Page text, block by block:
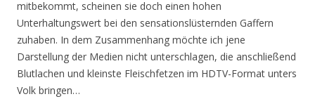
mitbekommt, scheinen sie doch einen hohen
Unterhaltungswert bei den sensationslüsternden Gaffern
zuhaben. In dem Zusammenhang möchte ich jene
Darstellung der Medien nicht unterschlagen, die anschließend
Blutlachen und kleinste Fleischfetzen im HDTV-Format unters
Volk bringen…